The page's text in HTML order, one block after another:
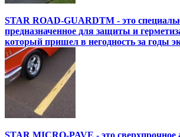
STAR ROAD-GUARDTM - это
предназначенное для защиты и
который пришел в негодность за годы